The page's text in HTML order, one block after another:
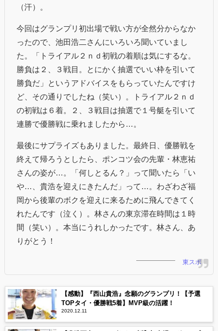
（汗）。
今回はグランプリ初出場で戦い方が全然分からなか
ったので、池田浩二さんにいろいろ聞いていまし
た。「トライアル２ｎｄ初戦の着順は気にするな。
勝負は２、３戦目。とにかく抽選でいい枠を引いて
勝負だ」というアドバイスをもらっていたんですけ
ど、その通りでしたね（笑い）。トライアル２ｎｄ
の初戦は６着。２、３戦目は抽選で１号艇を引いて
連勝で優勝戦に乗れましたから…。
最後にサプライズもありました。最終日、優勝戦を
終えて帰ろうとしたら、ポンコツ会の先輩・林恵祐
さんの姿が…。「何しとるん？」って聞いたら「い
や…、貴浩を迎えにきたんだ」って…。わざわざ福
岡から後輩のボクを迎えに来るために飛んできてく
れたんです（泣く）。林さんの東京滞在時間は１時
間（笑い）。本当にうれしかったです。林さん、あ
りがとう！
東スポ
【感動】『西山貴浩』念願のグランプリ！【予選
TOPタイ・優勝戦5着】MVP級の活躍！
2020.12.11